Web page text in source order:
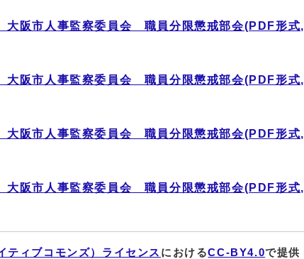
阪市人事監察委員会 職員分限懲戒部会(PDF形式,
阪市人事監察委員会 職員分限懲戒部会(PDF形式,
阪市人事監察委員会 職員分限懲戒部会(PDF形式,
阪市人事監察委員会 職員分限懲戒部会(PDF形式,
ティブコモンズ）ライセンス におけるCC-BY4.0で提供